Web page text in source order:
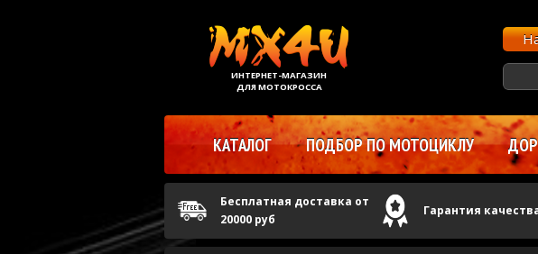
ИНТЕРНЕТ-МАГАЗИН
ДЛЯ МОТОКРОССА
КАТАЛОГ ПОДБОР ПО МОТОЦИКЛУ
Бесплатная доставка от
20000 руб
Гарантия